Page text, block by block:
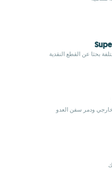
بحثا عن القطع النقدية
ودمر سفن العدو